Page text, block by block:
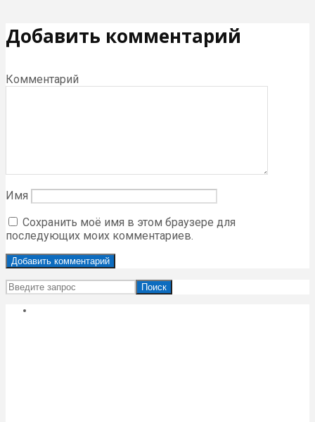
Добавить комментарий
Комментарий
Имя
Сохранить моё имя в этом браузере для
последующих моих комментариев.
Поиск